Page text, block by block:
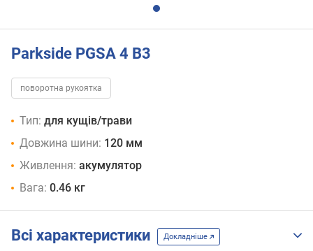
Parkside PGSA 4 B3
поворотна рукоятка
Тип: для кущів/трави
Довжина шини: 120 мм
Живлення: акумулятор
Вага: 0.46 кг
Всі характеристики Докладніше